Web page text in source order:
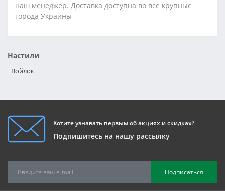
наш менеджер. Доставка доступна во все крупные
города Украины
Настили
Войлок
Хотите узнавать первым об акциях и скидках?
Подпишитесь на нашу рассылку
Подписаться